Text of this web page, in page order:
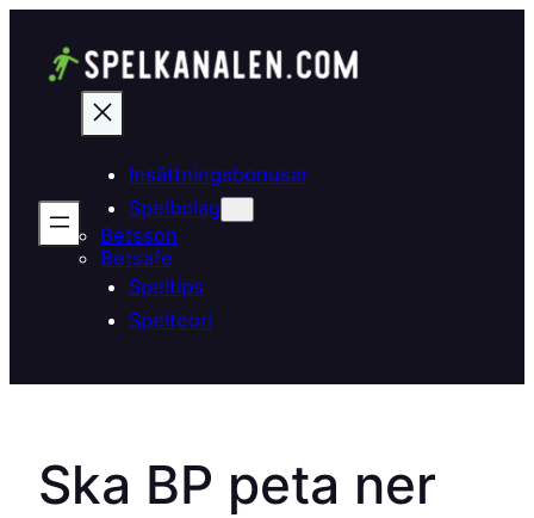
innehåll
Insättningsbonusar
Spelbolag
Betsson
Betsafe
Speltips
Spelteori
Ska BP peta ner